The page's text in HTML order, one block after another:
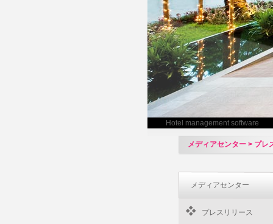
Hotel management software
メディアセンター > プレ
メディアセンター
プレスリリース